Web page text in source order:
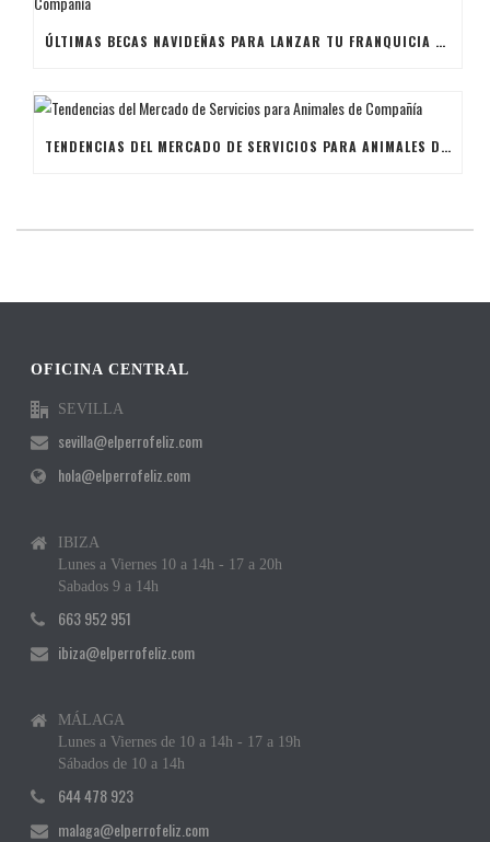
ÚLTIMAS BECAS NAVIDEÑAS PARA LANZAR TU FRANQUICIA DE ANIMALES DE COMPAÑÍA
TENDENCIAS DEL MERCADO DE SERVICIOS PARA ANIMALES DE COMPAÑÍA
OFICINA CENTRAL
SEVILLA
sevilla@elperrofeliz.com
hola@elperrofeliz.com
IBIZA
Lunes a Viernes 10 a 14h - 17 a 20h
Sabados 9 a 14h
663 952 951
ibiza@elperrofeliz.com
MÁLAGA
Lunes a Viernes de 10 a 14h - 17 a 19h
Sábados de 10 a 14h
644 478 923
malaga@elperrofeliz.com